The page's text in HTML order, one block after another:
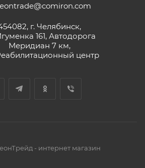
г. Челябинск,
161, Автодорога
Меридиан 7 км,
центр
- интернет магазин